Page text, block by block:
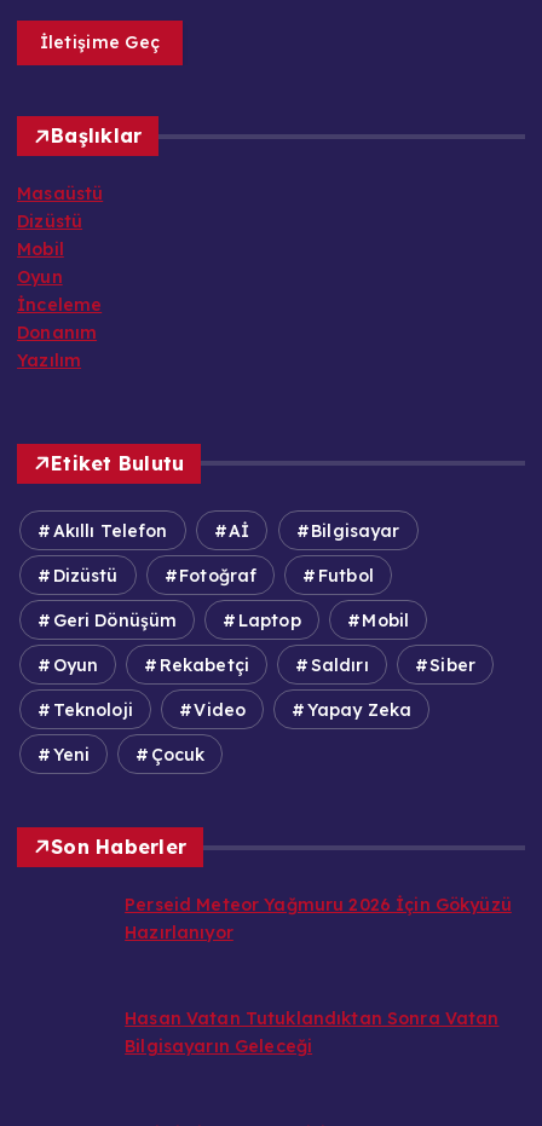
İletişime Geç
Başlıklar
Masaüstü
Dizüstü
Mobil
Oyun
İnceleme
Donanım
Yazılım
Etiket Bulutu
Akıllı Telefon Aİ Bilgisayar
Dizüstü Fotoğraf Futbol
Geri Dönüşüm Laptop Mobil
Oyun Rekabetçi Saldırı Siber
Teknoloji Video Yapay Zeka
Yeni Çocuk
Son Haberler
Perseid Meteor Yağmuru 2026 İçin Gökyüzü
Hazırlanıyor
Hasan Vatan Tutuklandıktan Sonra Vatan
Bilgisayarın Geleceği